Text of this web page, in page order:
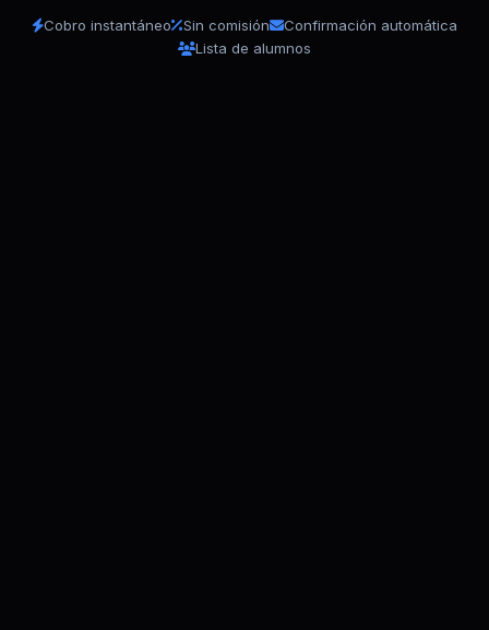
Cobro instantáneo Sin comisión
Confirmación automática
Lista de alumnos